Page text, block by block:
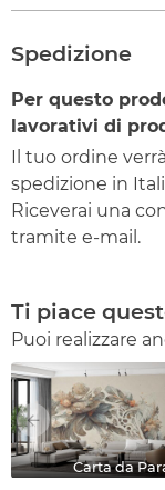
Spedizione
Per questo
lavorativi di
Il tuo ordine
spedizione in
Riceverai una
tramite e-mail.
Ti piace
Puoi realizzare
Carta da